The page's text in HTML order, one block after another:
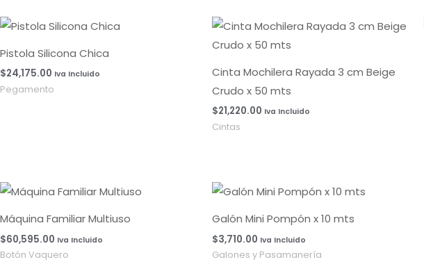
Pistola Silicona Chica
$24,175.00 Iva Incluido
Pegamento
Cinta Mochilera Rayada 3 cm Beige
Crudo x 50 mts
$21,220.00 Iva Incluido
Cintas
Máquina Familiar Multiuso
$60,595.00 Iva Incluido
Botón Vaquero
Galón Mini Pompón x 10 mts
$3,710.00 Iva Incluido
Galones y Pasamanería